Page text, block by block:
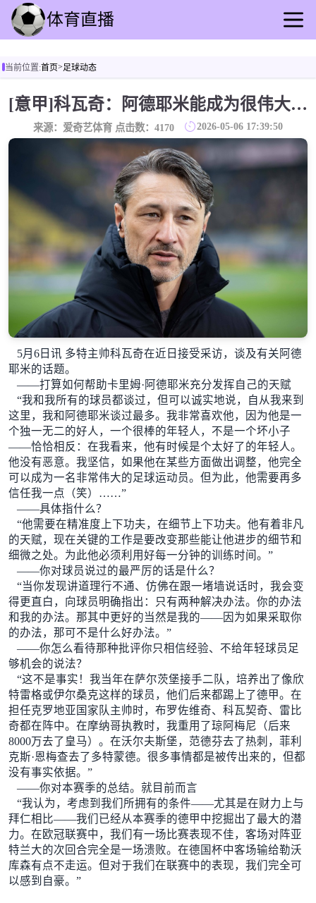
足球直播
篮球直播
足球录像
篮球录播
全球联赛
当前位置:首页>足球动态
[意甲]科瓦奇：阿德耶米能成为很伟大的球员 欧冠客负亚特兰大是场溃败
来源：爱奇艺体育 点击数： 4170 2026-05-06 17:39:50
5月6日讯 多特主帅科瓦奇在近日接受采访，谈及有关阿德
耶米的话题。
——打算如何帮助卡里姆·阿德耶米充分发挥自己的天赋
“我和我所有的球员都谈过，但可以诚实地说，自从我来到
这里，我和阿德耶米谈过最多。我非常喜欢他，因为他是一
个独一无二的好人，一个很棒的年轻人，不是一个坏小子
——恰恰相反：在我看来，他有时候是个太好了的年轻人。
他没有恶意。我坚信，如果他在某些方面做出调整，他完全
可以成为一名非常伟大的足球运动员。但为此，他需要再多
信任我一点（笑）……”
——具体指什么？
“他需要在精准度上下功夫，在细节上下功夫。他有着非凡
的天赋，现在关键的工作是要改变那些能让他进步的细节和
细微之处。为此他必须利用好每一分钟的训练时间。”
——你对球员说过的最严厉的话是什么？
“当你发现讲道理行不通、仿佛在跟一堵墙说话时，我会变
得更直白，向球员明确指出：只有两种解决办法。你的办法
和我的办法。那其中更好的当然是我的——因为如果采取你
的办法，那可不是什么好办法。”
——你怎么看待那种批评你只相信经验、不给年轻球员足
够机会的说法？
“这不是事实！我当年在萨尔茨堡接手二队，培养出了像欣
特雷格或伊尔桑克这样的球员，他们后来都踢上了德甲。在
担任克罗地亚国家队主帅时，布罗佐维奇、科瓦契奇、雷比
奇都在阵中。在摩纳哥执教时，我重用了琼阿梅尼（后来
8000万去了皇马）。在沃尔夫斯堡，范德芬去了热刺，菲利
克斯·恩梅查去了多特蒙德。很多事情都是被传出来的，但都
没有事实依据。”
——你对本赛季的总结。就目前而言
“我认为，考虑到我们所拥有的条件——尤其是在财力上与
拜仁相比——我们已经从本赛季的德甲中挖掘出了最大的潜
力。在欧冠联赛中，我们有一场比赛表现不佳，客场对阵亚
特兰大的次回合完全是一场溃败。在德国杯中客场输给勒沃
库森有点不走运。但对于我们在联赛中的表现，我们完全可
以感到自豪。”